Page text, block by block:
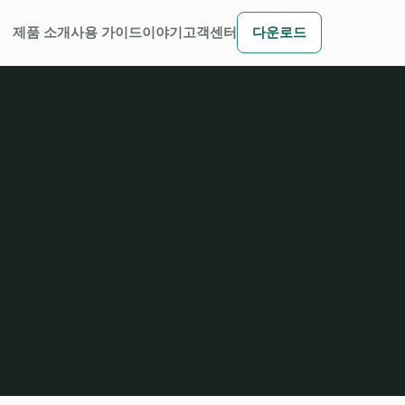
제품 소개사용 가이드이야기 고객센터 다운로드